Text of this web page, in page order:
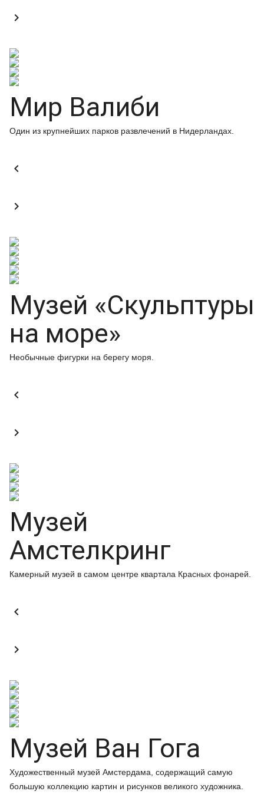

Мир Валиби
Один из крупнейших парков развлечений в Нидерландах.


Музей «Скульптуры
на море»
Необычные фигурки на берегу моря.


Музей
Амстелкринг
Камерный музей в самом центре квартала Красных фонарей.


Музей Ван Гога
Художественный музей Амстердама, содержащий самую
большую коллекцию картин и рисунков великого художника.